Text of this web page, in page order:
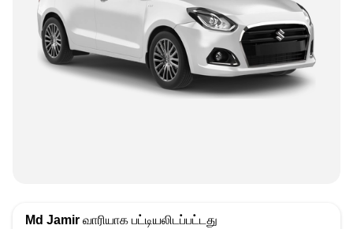
Md Jamir வாரியாக பட்டியலிடப்பட்டது